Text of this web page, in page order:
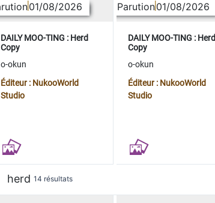
01/08/2026
DAILY MOO-TING : Herd
Copy
o-okun
Éditeur : NukooWorld
Studio
Parution01/08/2026
DAILY MOO-TING : Herd
Copy
o-okun
Éditeur : NukooWorld
Studio
herd 14 résultats